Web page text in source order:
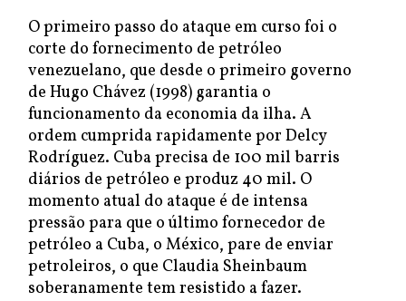
O primeiro passo do ataque em curso foi o
corte do fornecimento de petróleo
venezuelano, que desde o primeiro governo
de Hugo Chávez (1998) garantia o
funcionamento da economia da ilha. A
ordem cumprida rapidamente por Delcy
Rodríguez. Cuba precisa de 100 mil barris
diários de petróleo e produz 40 mil. O
momento atual do ataque é de intensa
pressão para que o último fornecedor de
petróleo a Cuba, o México, pare de enviar
petroleiros, o que Claudia Sheinbaum
soberanamente tem resistido a fazer.